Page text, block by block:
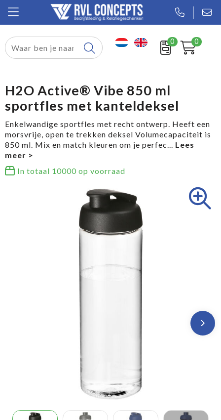
0 0
Relatiegeschenken
Tassen
Sport
Werkkleding
H2O Active® Vibe 850 ml
sportfles met kanteldeksel
Enkelwandige sportfles met recht ontwerp. Heeft een
morsvrije, open te trekken deksel Volumecapaciteit is
850 ml. Mix en match kleuren om je perfec...
In totaal 10000 op voorraad